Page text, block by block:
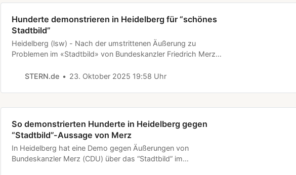
Hunderte demonstrieren in Heidelberg für “schönes
Stadtbild”
Heidelberg (lsw) - Nach der umstrittenen Äußerung zu
Problemen im «Stadtbild» von Bundeskanzler Friedrich Merz
STERN.de
23. Oktober 2025 19:58 Uhr
So demonstrierten Hunderte in Heidelberg gegen
“Stadtbild”-Aussage von Merz
In Heidelberg hat eine Demo gegen Äußerungen von
Bundeskanzler Merz (CDU) über das “Stadtbild” im